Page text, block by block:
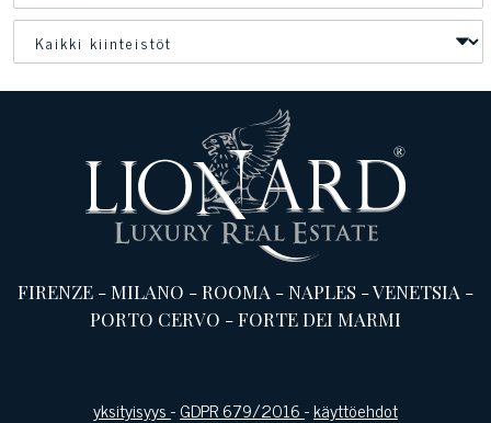
FIRENZE -MILANO -ROOMA -NAPLES -VENETSIA -
PORTO CERVO -FORTE DEI MARMI
yksityisyys-GDPR 679/2016-käyttöehdot